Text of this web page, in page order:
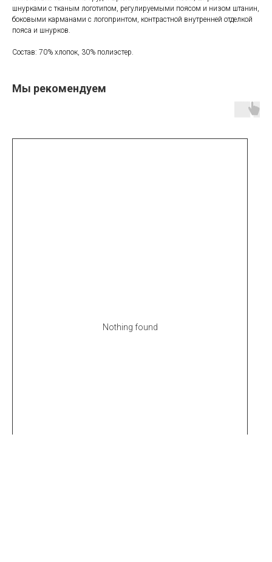
шнурками с тканым логотипом, регулируемыми поясом и низом штанин,
боковыми карманами с логопринтом, контрастной внутренней отделкой
пояса и шнурков.
Состав: 70% хлопок, 30% полиэстер.
Мы рекомендуем
Nothing found